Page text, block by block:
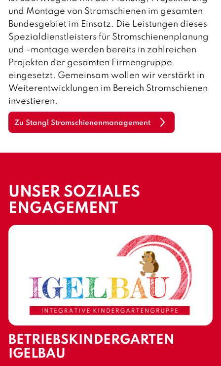
und Montage von Stromschienen im gesamten
Bundesgebiet im Einsatz. Die Leistungen dieses
Spezialdienstleisters für Stromschienenplanung
und -montage werden bereits in zahlreichen
Projekten der gesamten Firmengruppe
eingesetzt. Gemeinsam wollen wir verstärkt in
Weiterentwicklungen im Bereich Stromschienen
investieren.
Zu Stangl Stromschienenmanagement
UNSER SOZIALES
ENGAGEMENT
BETRIEBSKINDERGARTEN
IGELBAU